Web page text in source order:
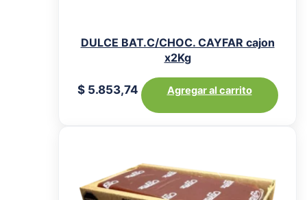
DULCE BAT.C/CHOC. CAYFAR cajon
x2Kg
$5.853,74 Agregar al carrito